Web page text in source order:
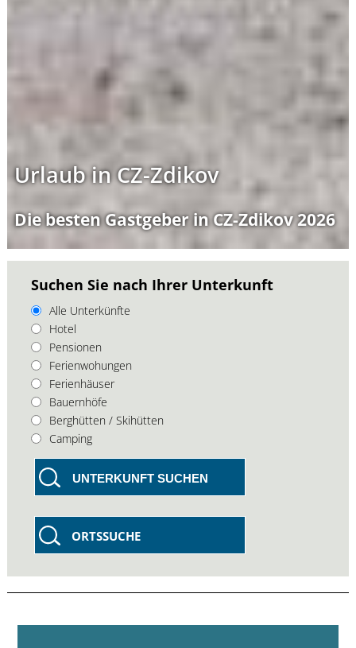
Urlaub in CZ-Zdikov
Die besten Gastgeber in CZ-Zdikov 2026
Suchen Sie nach Ihrer Unterkunft
Alle Unterkünfte
Hotel
Pensionen
Ferienwohungen
Ferienhäuser
Bauernhöfe
Berghütten / Skihütten
Camping
UNTERKUNFT SUCHEN
ORTSSUCHE